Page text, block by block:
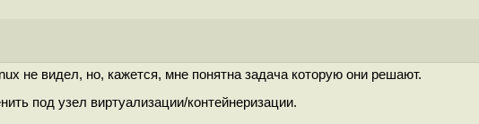
не видел, но, кажется, мне понятна задача которую они решают.
под узел виртуализации/контейнеризации.